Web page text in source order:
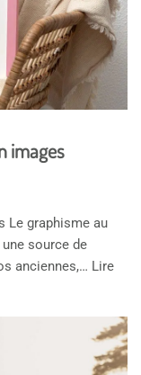
images
Le graphisme au
source de
anciennes,… Lire